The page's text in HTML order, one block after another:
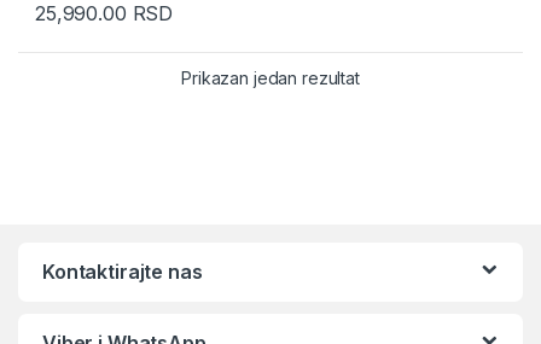
25,990.00 RSD
Prikazan jedan rezultat
Kontaktirajte nas